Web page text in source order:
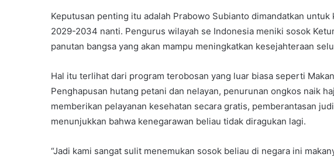
Keputusan penting itu adalah Prabowo Subianto dimandatkan
2029-2034 nanti. Pengurus wilayah se Indonesia meniki sosok
panutan bangsa yang akan mampu meningkatkan kesejahteraan
Hal itu terlihat dari program terobosan yang luar biasa seperti
Penghapusan hutang petani dan nelayan, penurunan ongkos naik
memberikan pelayanan kesehatan secara gratis, pemberantasan
menunjukkan bahwa kenegarawan beliau tidak diragukan lagi.
“Jadi kami sangat sulit menemukan sosok beliau di negara ini